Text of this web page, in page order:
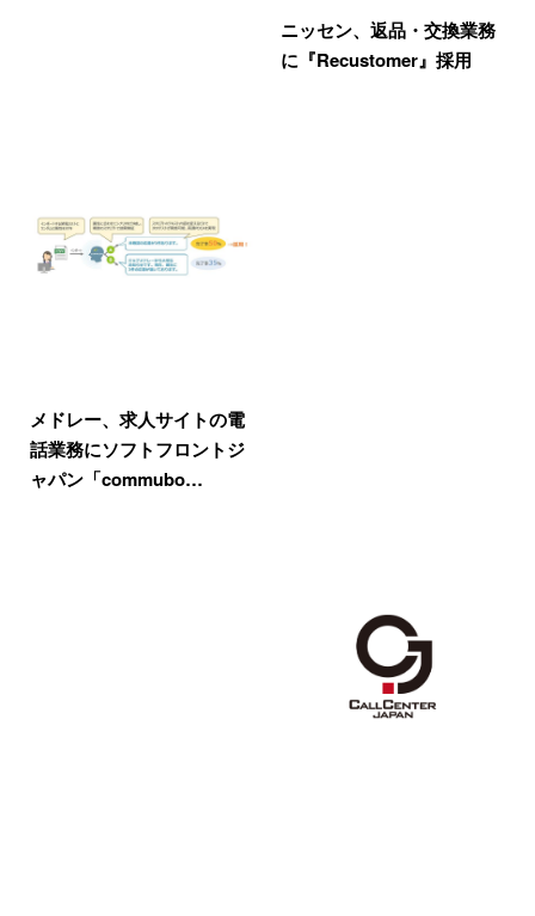
ニッセン、返品・交換業務
に『Recustomer』採用
メドレー、求人サイトの電
話業務にソフトフロントジ
ャパン「commubo…